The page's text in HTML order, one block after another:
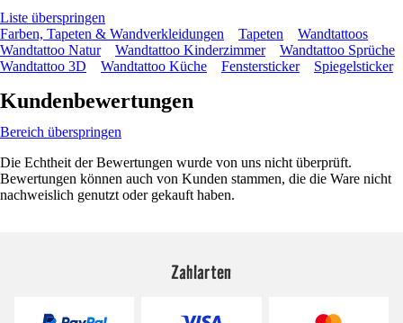
Liste überspringen
Farben, Tapeten & Wandverkleidungen
Tapeten
Wandtattoos
Wandtattoo Natur
Wandtattoo Kinderzimmer
Wandtattoo Sprüche
Wandtattoo 3D
Wandtattoo Küche Fenstersticker Spiegelsticker
Kundenbewertungen
Bereich überspringen
Die Echtheit der Bewertungen wurde von uns nicht überprüft.
Bewertungen können auch von Kunden stammen, die die Ware nicht
nachweislich genutzt oder gekauft haben.
Zahlarten